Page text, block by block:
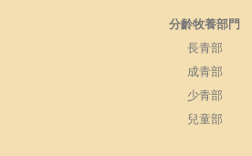
分齡牧養部門
長青部
成青部
少青部
兒童部